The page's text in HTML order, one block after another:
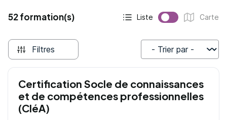
52 formation(s)
Affichage actif :
Liste
Affichage :
Carte
Filtres
Trier par
Certification Socle de connaissances
et de compétences professionnelles
(CléA)